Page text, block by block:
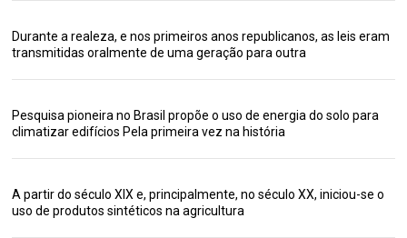
Durante a realeza, e nos primeiros anos republicanos, as leis eram
transmitidas oralmente de uma geração para outra
Pesquisa pioneira no Brasil propõe o uso de energia do solo para
climatizar edifícios Pela primeira vez na história
A partir do século XIX e, principalmente, no século XX, iniciou-se o
uso de produtos sintéticos na agricultura